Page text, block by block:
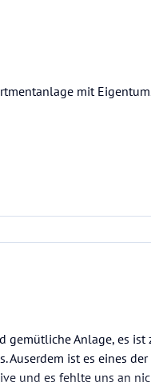
mit
Anlage, es
ist es eines
und es fehlte uns an